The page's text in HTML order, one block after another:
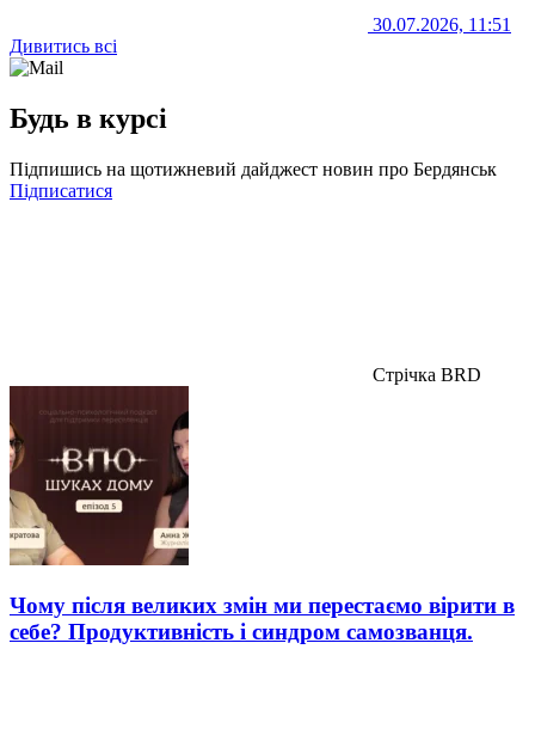
30.07.2026, 11:51
Дивитись всі
Будь в курсі
Підпишись на щотижневий дайджест новин про Бердянськ
Підписатися
Стрічка BRD
Чому після великих змін ми перестаємо вірити в
себе? Продуктивність і синдром самозванця.